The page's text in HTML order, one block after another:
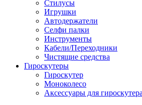
Стилусы
Игрушки
Автодержатели
Селфи палки
Инструменты
Кабели/Переходники
Чистящие средства
Гироскутеры
Гироскутер
Моноколесо
Аксессуары для гироскутера